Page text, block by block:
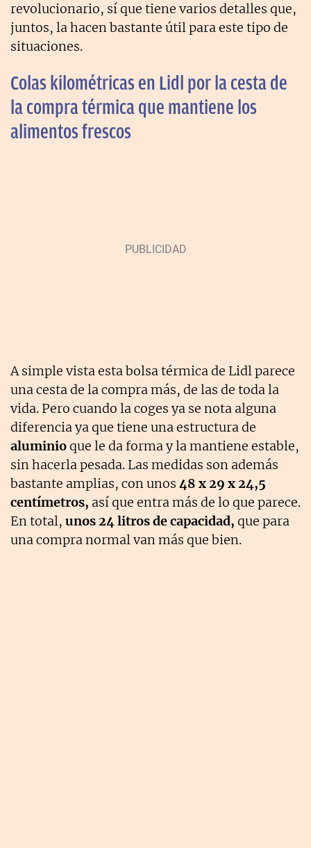
revolucionario, sí que tiene varios detalles que,
juntos, la hacen bastante útil para este tipo de
situaciones.
Colas kilométricas en Lidl por la cesta de
la compra térmica que mantiene los
alimentos frescos
A simple vista esta bolsa térmica de Lidl parece
una cesta de la compra más, de las de toda la
vida. Pero cuando la coges ya se nota alguna
diferencia ya que tiene una estructura de
aluminioque le da forma y la mantiene estable,
sin hacerla pesada. Las medidas son además
bastante amplias, con unos 48 x 29 x 24,5
centímetros, así que entra más de lo que parece.
En total, unos 24 litros de capacidad, que para
una compra normal van más que bien.